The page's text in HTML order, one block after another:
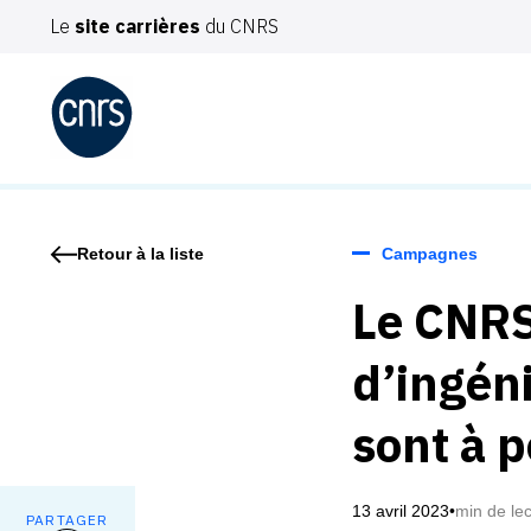
Le site carrières du CNRS
Retour à la liste Campagnes
Le
sont à
13 avril 2023•min de
PARTAGER